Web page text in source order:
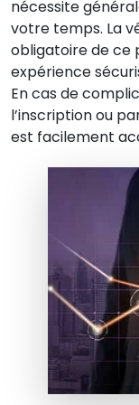
nécessite
votre temps. La
obligatoire de ce
expérience
En cas de
l’inscription ou
est facilement